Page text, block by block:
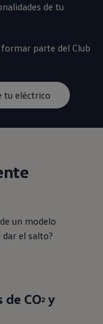
de tu
parte del Club
tu eléctrico
un modelo
dar el salto?
de CO2 y